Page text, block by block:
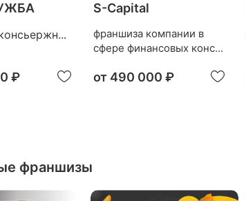
₽
S-Capital
франшиза компании в
сфере финансовых конс...
от 490 000 ₽
франшизы